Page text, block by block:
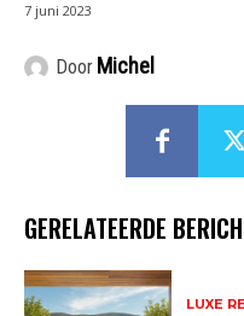
7 juni 2023
Door Michel
GERELATEERDE
LUXE